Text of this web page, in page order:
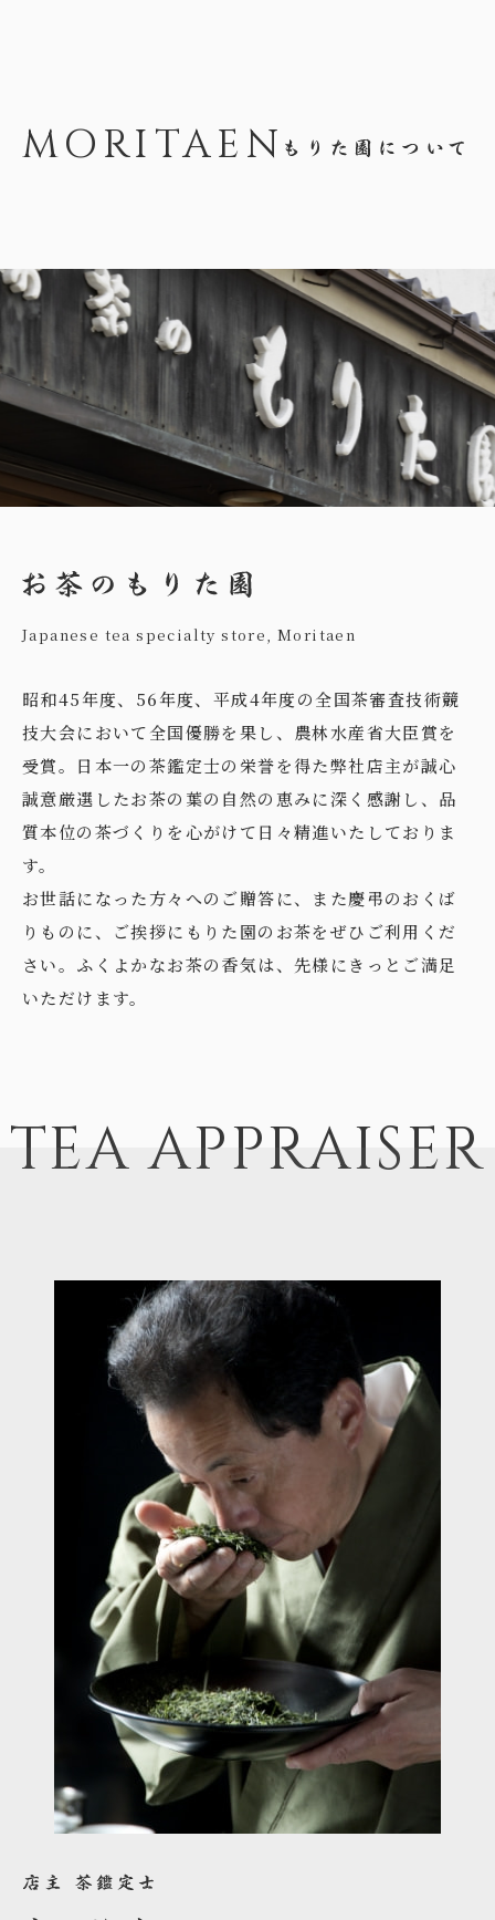
MORITAEN
Japanese tea specialty store, Moritaen
昭和45年度、56年度、平成4年度の全国茶審査技術競
技大会において全国優勝を果し、農林水産省大臣賞を
受賞。日本一の茶鑑定士の栄誉を得た弊社店主が誠心
誠意厳選したお茶の葉の自然の恵みに深く感謝し、品
質本位の茶づくりを心がけて日々精進いたしておりま
す。
お世話になった方々へのご贈答に、また慶弔のおくば
りものに、ご挨拶にもりた園のお茶をぜひご利用くだ
さい。ふくよかなお茶の香気は、先様にきっとご満足
いただけます。
TEA APPRAISER